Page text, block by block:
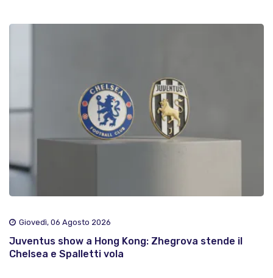
Giovedì, 06 Agosto 2026
Juventus show a Hong Kong: Zhegrova stende il
Chelsea e Spalletti vola